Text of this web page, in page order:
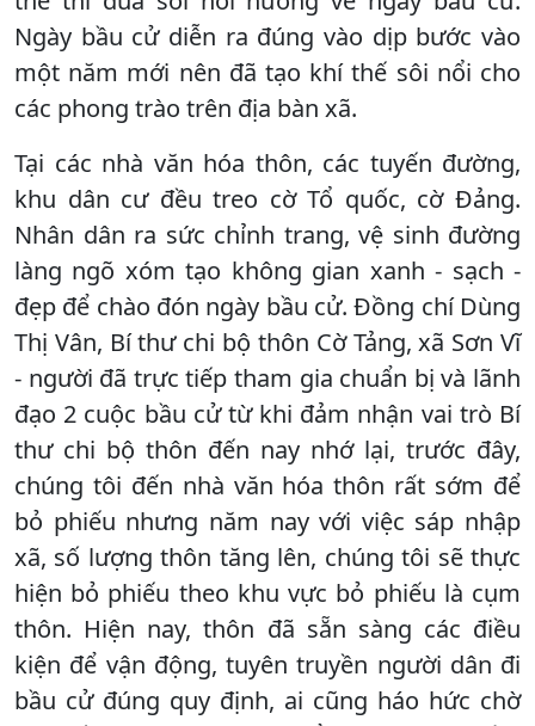
Ngày bầu cử diễn ra đúng vào dịp bước vào
một năm mới nên đã tạo khí thế sôi nổi cho
các phong trào trên địa bàn xã.
Tại các nhà văn hóa thôn, các tuyến đường,
khu dân cư đều treo cờ Tổ quốc, cờ Đảng.
Nhân dân ra sức chỉnh trang, vệ sinh đường
làng ngõ xóm tạo không gian xanh - sạch -
đẹp để chào đón ngày bầu cử. Đồng chí Dùng
Thị Vân, Bí thư chi bộ thôn Cờ Tảng, xã Sơn Vĩ
- người đã trực tiếp tham gia chuẩn bị và lãnh
đạo 2 cuộc bầu cử từ khi đảm nhận vai trò Bí
thư chi bộ thôn đến nay nhớ lại, trước đây,
chúng tôi đến nhà văn hóa thôn rất sớm để
bỏ phiếu nhưng năm nay với việc sáp nhập
xã, số lượng thôn tăng lên, chúng tôi sẽ thực
hiện bỏ phiếu theo khu vực bỏ phiếu là cụm
thôn. Hiện nay, thôn đã sẵn sàng các điều
kiện để vận động, tuyên truyền người dân đi
bầu cử đúng quy định, ai cũng háo hức chờ